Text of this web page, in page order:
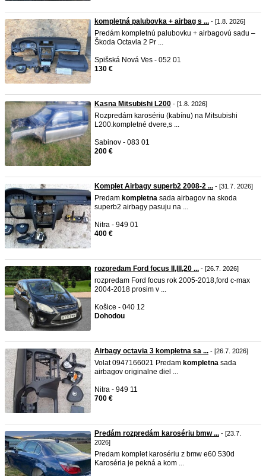
kompletná palubovka + airbag s ... - [1.8. 2026]
Predám kompletnú palubovku + airbagovú sadu –
Škoda Octavia 2 Pr ...
Spišská Nová Ves - 052 01
130 €
Kasna Mitsubishi L200 - [1.8. 2026]
Rozpredám karosériu (kabínu) na Mitsubishi
L200.kompletné dvere,s ...
Sabinov - 083 01
200 €
Komplet Airbagy superb2 2008-2 ... - [31.7. 2026]
Predam kompletna sada airbagov na skoda
superb2 airbagy pasuju na ...
Nitra - 949 01
400 €
rozpredam Ford focus II,III,20 ... - [26.7. 2026]
rozpredam Ford focus rok 2005-2018,ford c-max
2004-2018 prosim v ...
Košice - 040 12
Dohodou
Airbagy octavia 3 kompletna sa ... - [26.7. 2026]
Volat 0947166021 Predam kompletna sada
airbagov originalne diel ...
Nitra - 949 11
700 €
Predám rozpredám karosériu bmw ... - [23.7.
2026]
Predam komplet karosériu z bmw e60 530d
Karoséria je pekná a kom ...